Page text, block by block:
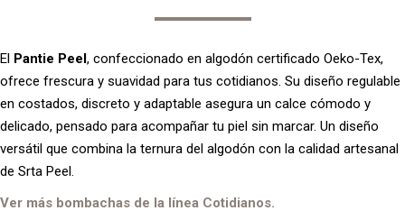
El Pantie Peel, confeccionado en algodón certificado Oeko-Tex,
ofrece frescura y suavidad para tus cotidianos. Su diseño regulable
en costados, discreto y adaptable asegura un calce cómodo y
delicado, pensado para acompañar tu piel sin marcar. Un diseño
versátil que combina la ternura del algodón con la calidad artesanal
de Srta Peel.
Ver más bombachas de la línea Cotidianos.